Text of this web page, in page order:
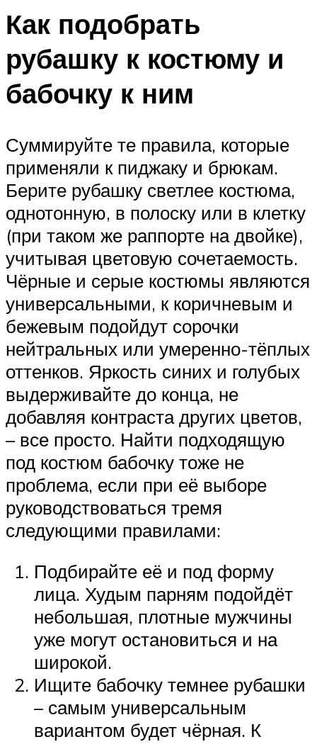
Как подобрать
рубашку к костюму и
бабочку к ним
Суммируйте те правила, которые
применяли к пиджаку и брюкам.
Берите рубашку светлее костюма,
однотонную, в полоску или в клетку
(при таком же раппорте на двойке),
учитывая цветовую сочетаемость.
Чёрные и серые костюмы являются
универсальными, к коричневым и
бежевым подойдут сорочки
нейтральных или умеренно-тёплых
оттенков. Яркость синих и голубых
выдерживайте до конца, не
добавляя контраста других цветов,
– все просто. Найти подходящую
под костюм бабочку тоже не
проблема, если при её выборе
руководствоваться тремя
следующими правилами:
Подбирайте её и под форму
лица. Худым парням подойдёт
небольшая, плотные мужчины
уже могут остановиться и на
широкой.
Ищите бабочку темнее рубашки
– самым универсальным
вариантом будет чёрная. К